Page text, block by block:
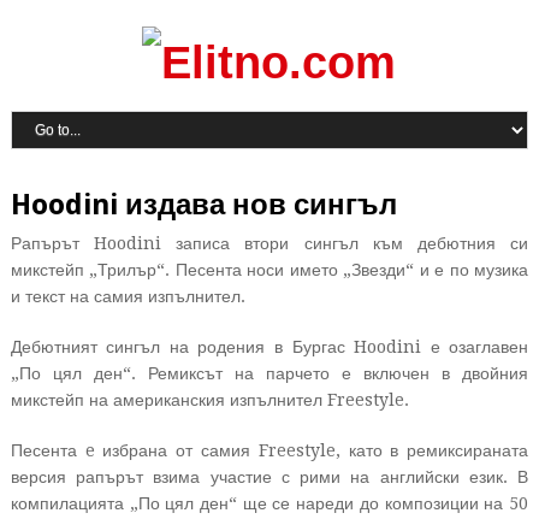
Hoodini издава нов сингъл
Рапърът Hoodini записа втори сингъл към дебютния си
микстейп „Трилър“. Песента носи името „Звезди“ и е по музика
и текст на самия изпълнител.
Дебютният сингъл на родения в Бургас Hoodini е озаглавен
„По цял ден“. Ремиксът на парчето е включен в двойния
микстейп на американския изпълнител Freestyle.
Песента e избрана от самия Freestyle, като в ремиксираната
версия рапърът взима участие с рими на английски език. В
компилацията „По цял ден“ ще се нареди до композиции на 50